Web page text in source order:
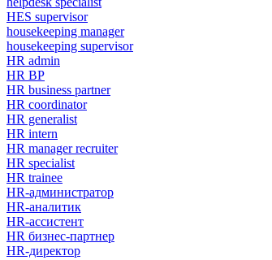
HES supervisor
housekeeping manager
housekeeping supervisor
HR admin
HR BP
HR business partner
HR coordinator
HR generalist
HR intern
HR manager recruiter
HR specialist
HR trainee
HR-администратор
HR-аналитик
HR-ассистент
HR бизнес-партнер
HR-директор